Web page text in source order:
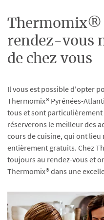
Thermomix®
rendez-vous
de chez vous
Il vous est possible d'opter
Thermomix® Pyrénées-
tous et sont particulièrement
réserverons le meilleur des
cours de cuisine, qui ont
entièrement gratuits. Chez
toujours au rendez-vous et
Thermomix® dans une